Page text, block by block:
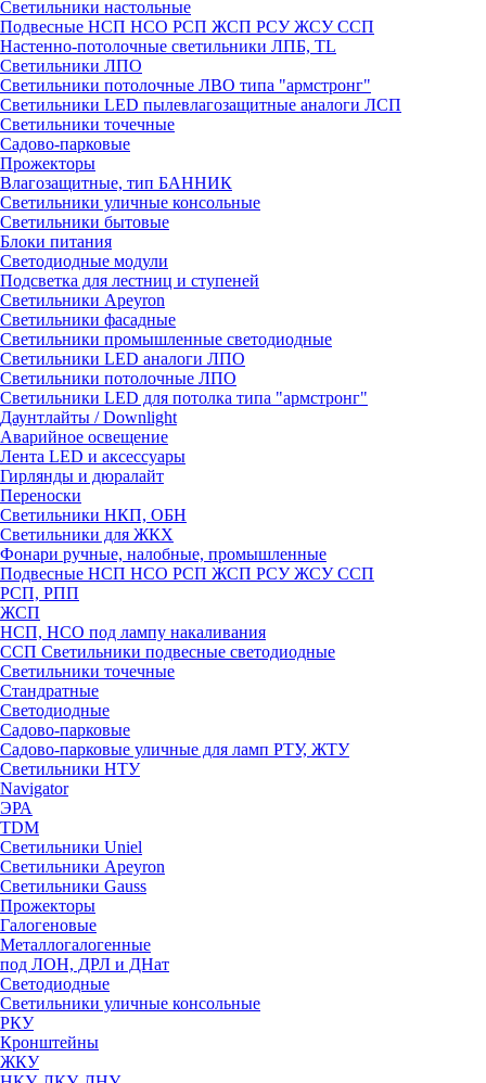
Светильники настольные
Подвесные НСП НСО РСП ЖСП РСУ ЖСУ ССП
Настенно-потолочные светильники ЛПБ, TL
Светильники ЛПО
Светильники потолочные ЛВО типа "армстронг"
Светильники LED пылевлагозащитные аналоги ЛСП
Светильники точечные
Садово-парковые
Прожекторы
Влагозащитные, тип БАННИК
Светильники уличные консольные
Светильники бытовые
Блоки питания
Светодиодные модули
Подсветка для лестниц и ступеней
Светильники Apeyron
Светильники фасадные
Светильники промышленные светодиодные
Светильники LED аналоги ЛПО
Светильники потолочные ЛПО
Светильники LED для потолка типа "армстронг"
Даунтлайты / Downlight
Аварийное освещение
Лента LED и аксессуары
Гирлянды и дюралайт
Переноски
Светильники НКП, ОБН
Светильники для ЖКХ
Фонари ручные, налобные, промышленные
Подвесные НСП НСО РСП ЖСП РСУ ЖСУ ССП
РСП, РПП
ЖСП
НСП, НСО под лампу накаливания
ССП Светильники подвесные светодиодные
Светильники точечные
Стандратные
Светодиодные
Садово-парковые
Садово-парковые уличные для ламп РТУ, ЖТУ
Светильники НТУ
Navigator
ЭРА
TDM
Светильники Uniel
Светильники Apeyron
Светильники Gauss
Прожекторы
Галогеновые
Металлогалогенные
под ЛОН, ДРЛ и ДНат
Светодиодные
Светильники уличные консольные
РКУ
Кронштейны
ЖКУ